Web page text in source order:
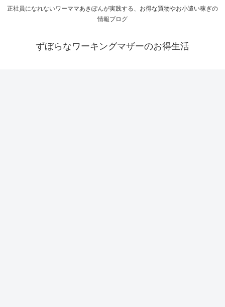
正社員になれないワーママあきぽんが実践する、お得な買物やお小遣い稼ぎの
情報ブログ
ずぼらなワーキングマザーのお得生活